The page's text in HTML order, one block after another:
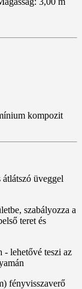
kompozit
üveggel
szabályozza a
teret és
- lehetővé teszi az
fényvisszaverő